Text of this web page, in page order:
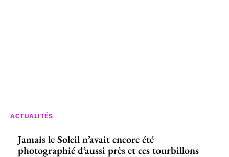
ACTUALITÉS
Jamais le Soleil n’avait encore été
photographié d’aussi près et ces tourbillons